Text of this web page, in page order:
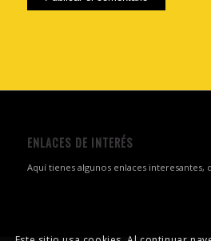
ENLACES DE INTERÉS
Aquí tienes algunos enlaces interesantes,